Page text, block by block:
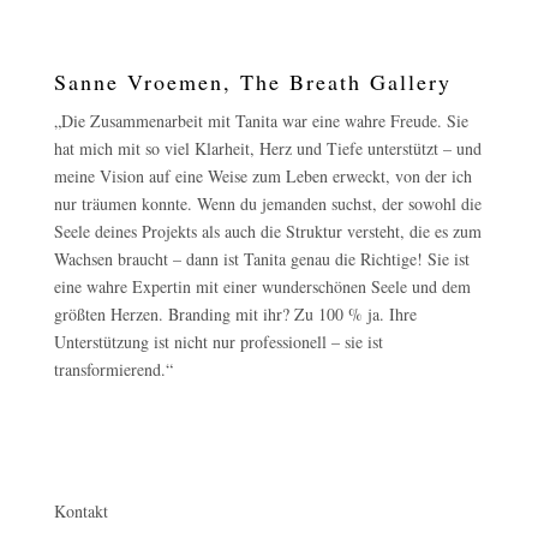
Sanne Vroemen, The Breath Gallery
„Die Zusammenarbeit mit Tanita war eine wahre Freude. Sie
hat mich mit so viel Klarheit, Herz und Tiefe unterstützt – und
meine Vision auf eine Weise zum Leben erweckt, von der ich
nur träumen konnte. Wenn du jemanden suchst, der sowohl die
Seele deines Projekts als auch die Struktur versteht, die es zum
Wachsen braucht – dann ist Tanita genau die Richtige! Sie ist
eine wahre Expertin mit einer wunderschönen Seele und dem
größten Herzen. Branding mit ihr? Zu 100 % ja. Ihre
Unterstützung ist nicht nur professionell – sie ist
transformierend.“
Kontakt